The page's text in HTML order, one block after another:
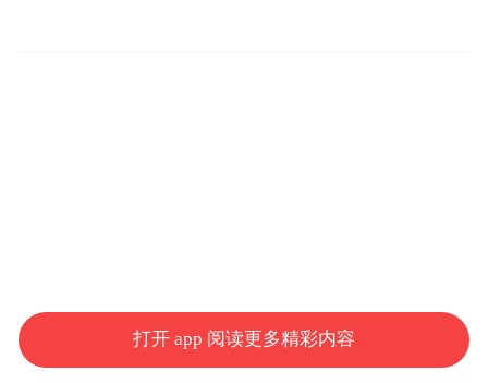
在一楼报告厅组织开展了“大唐风华 青花瓷
语”主题社教活动。展览和参展文物蕴含的思
打开 app 阅读更多精彩内容